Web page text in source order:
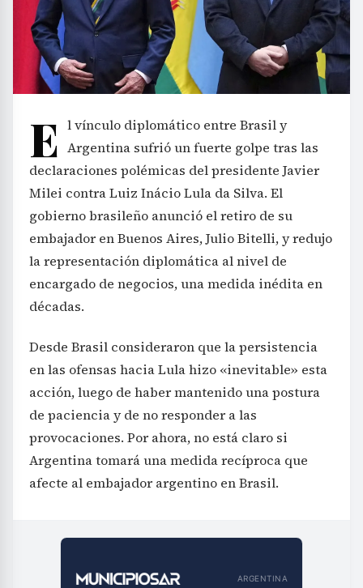
E l vínculo diplomático entre Brasil y
Argentina sufrió un fuerte golpe tras las
declaraciones polémicas del presidente Javier
Milei contra Luiz Inácio Lula da Silva. El
gobierno brasileño anunció el retiro de su
embajador en Buenos Aires, Julio Bitelli, y redujo
la representación diplomática al nivel de
encargado de negocios, una medida inédita en
décadas.
Desde Brasil consideraron que la persistencia
en las ofensas hacia Lula hizo «inevitable» esta
acción, luego de haber mantenido una postura
de paciencia y de no responder a las
provocaciones. Por ahora, no está claro si
Argentina tomará una medida recíproca que
afecte al embajador argentino en Brasil.
ARGENTINA